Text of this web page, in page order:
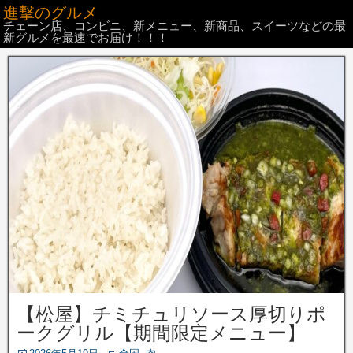
進撃のグルメ
チェーン店、コンビニ、新メニュー、新商品、スイーツなどの最
新グルメを最速でお届け！！！
【松屋】チミチュリソース厚切りポ
ークグリル【期間限定メニュー】